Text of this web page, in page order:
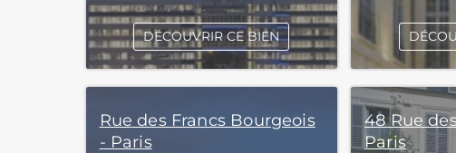
DÉCOUVRIR CE BIEN
Rue des Francs Bourgeois
- Paris
48 Rue
Paris